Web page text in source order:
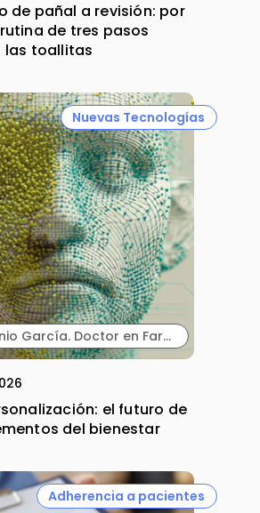
de pañal a revisión: por
de tres pasos
las toallitas
Nuevas Tecnologías
Antonio García. Doctor en Farmacia y Director Técnico. MARNYS.
el futuro de
del bienestar
Adherencia a pacientes